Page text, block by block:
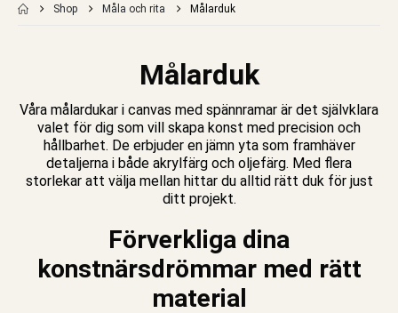
Shop Måla och rita Målarduk
Målarduk
Våra målardukar i canvas med spännramar är det självklara
valet för dig som vill skapa konst med precision och
hållbarhet. De erbjuder en jämn yta som framhäver
detaljerna i både akrylfärg och oljefärg. Med flera
storlekar att välja mellan hittar du alltid rätt duk för just
ditt projekt.
Förverkliga dina
konstnärsdrömmar med rätt
material